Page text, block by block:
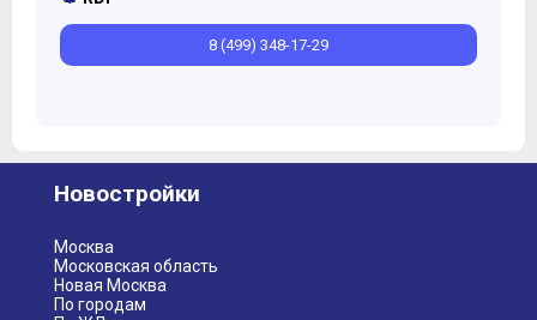
8 (499) 348-17-29
Новостройки
Москва
Московская область
Новая Москва
По городам